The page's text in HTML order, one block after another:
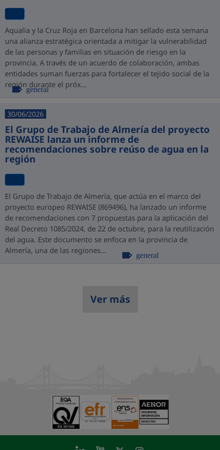
Aqualia y la Cruz Roja en Barcelona han sellado esta semana
una alianza estratégica orientada a mitigar la vulnerabilidad
de las personas y familias en situación de riesgo en la
provincia. A través de un acuerdo de colaboración, ambas
entidades suman fuerzas para fortalecer el tejido social de la
región durante el próx...
general
30/06/2026
El Grupo de Trabajo de Almería del proyecto
REWAISE lanza un informe de
recomendaciones sobre reúso de agua en la
región
El Grupo de Trabajo de Almería, que actúa en el marco del
proyecto europeo REWAISE (869496), ha lanzado un informe
de recomendaciones con 7 propuestas para la aplicación del
Real Decreto 1085/2024, de 22 de octubre, para la reutilización
del agua. Este documento se enfoca en la provincia de
Almería, una de las regiones...
general
Ver más